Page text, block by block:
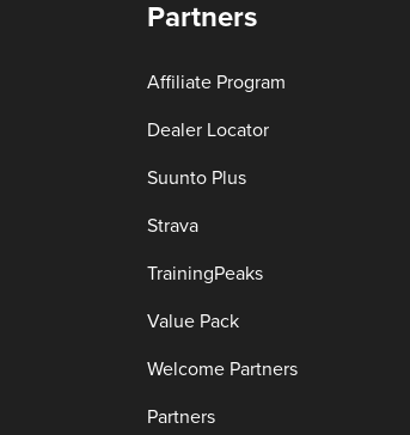
Partners
Affiliate Program
Dealer Locator
Suunto Plus
Strava
TrainingPeaks
Value Pack
Welcome Partners
Partners